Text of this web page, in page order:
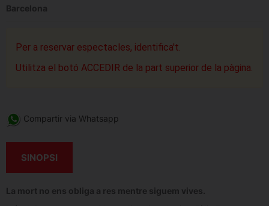
Barcelona
Per a reservar espectacles, identifica't.
Utilitza el botó ACCEDIR de la part superior de la pàgina.
Compartir via Whatsapp
SINOPSI
La mort no ens obliga a res mentre siguem vives.